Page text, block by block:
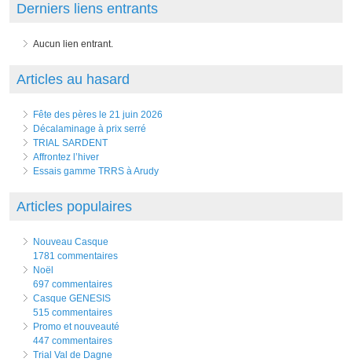
Derniers liens entrants
Aucun lien entrant.
Articles au hasard
Fête des pères le 21 juin 2026
Décalaminage à prix serré
TRIAL SARDENT
Affrontez l’hiver
Essais gamme TRRS à Arudy
Articles populaires
Nouveau Casque
1781 commentaires
Noël
697 commentaires
Casque GENESIS
515 commentaires
Promo et nouveauté
447 commentaires
Trial Val de Dagne